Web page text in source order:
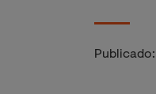
Publicado: